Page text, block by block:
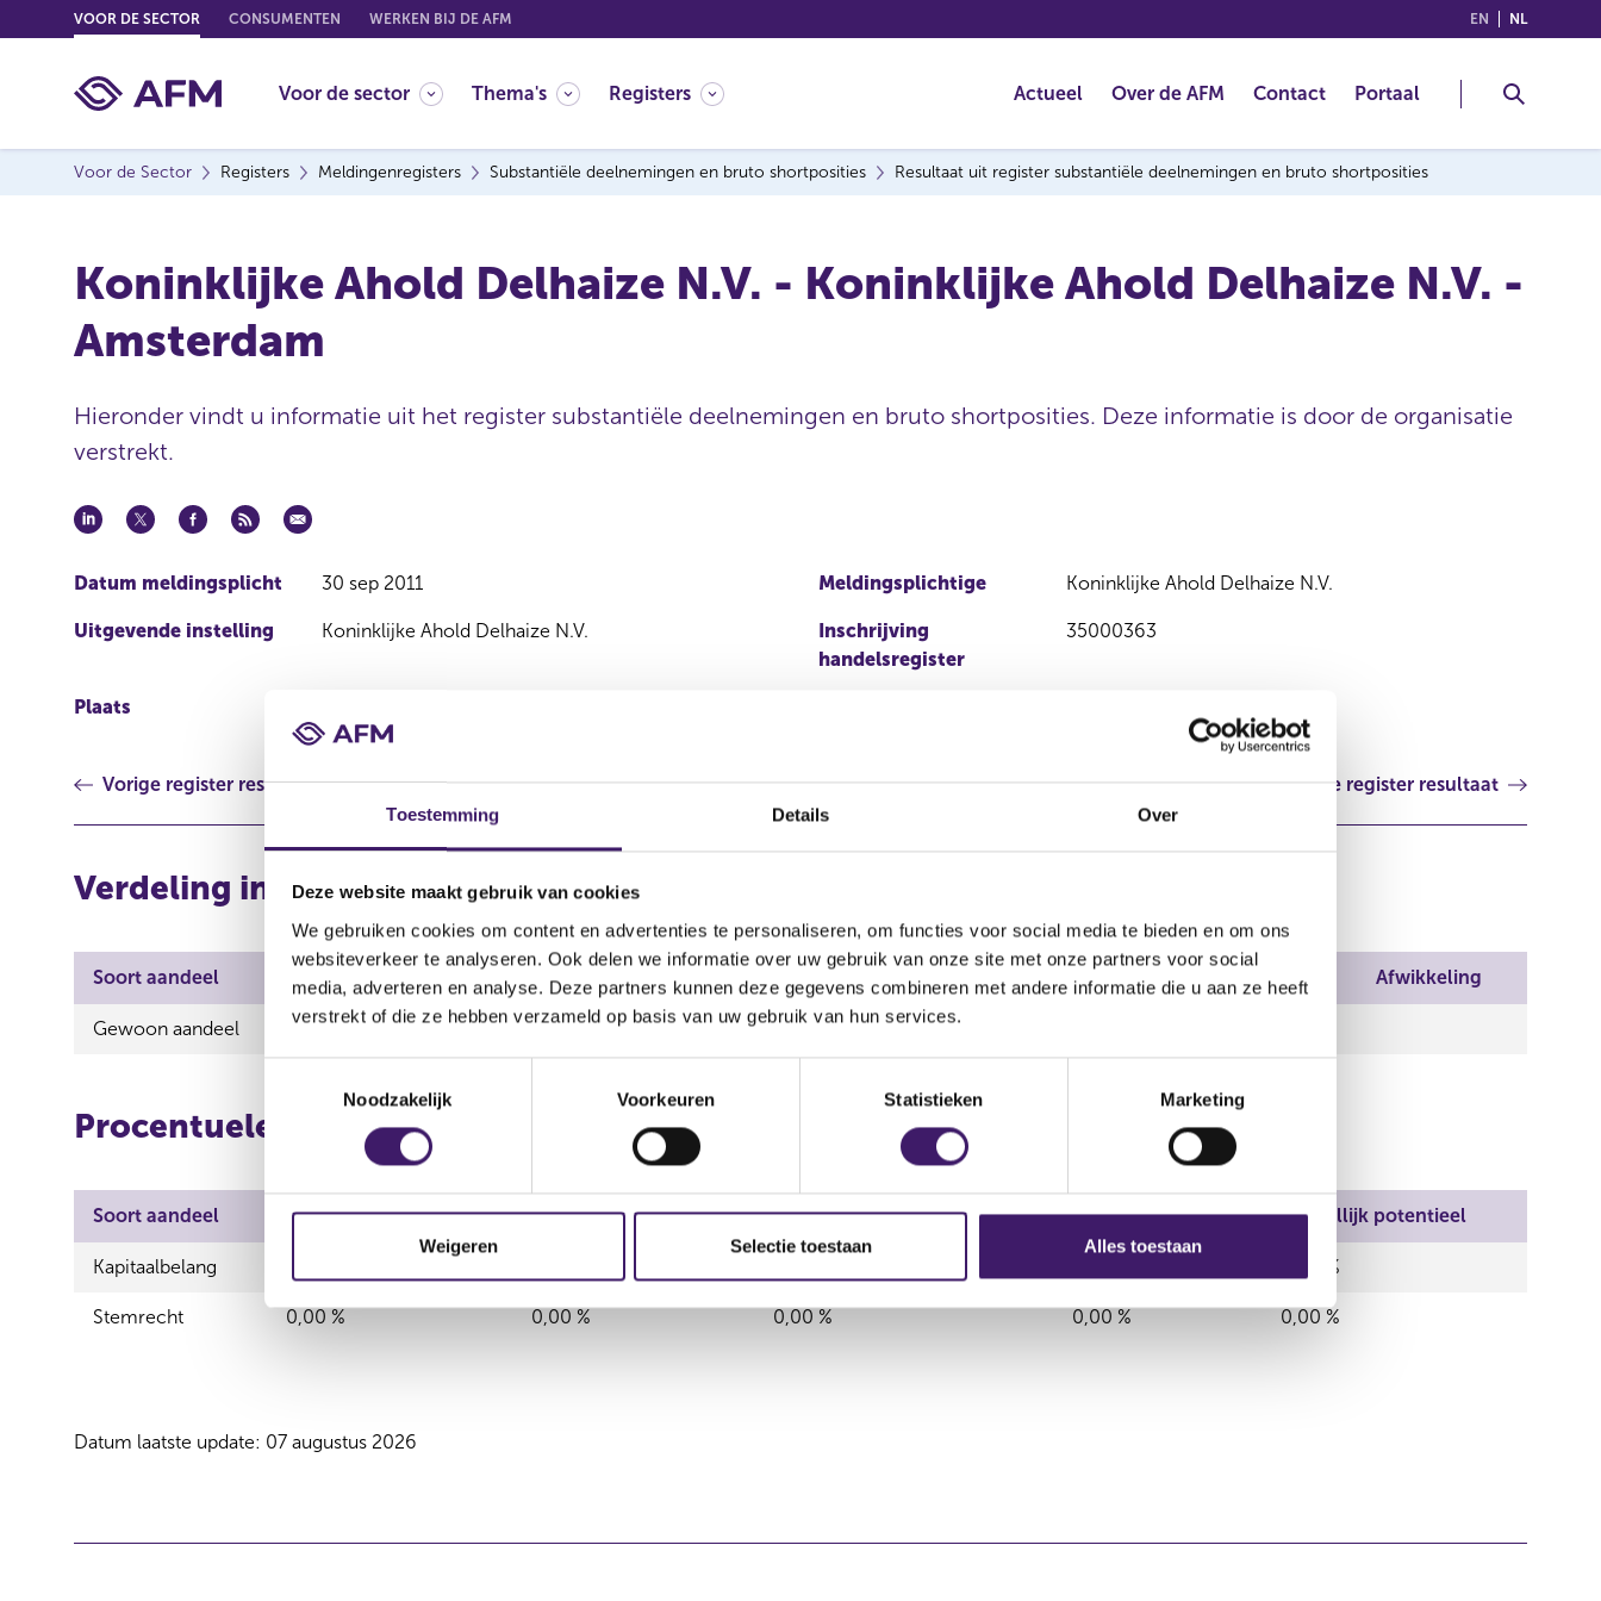
Toestemming Details Over
Deze website maakt gebruik van cookies
We gebruiken cookies om content en advertenties te personaliseren, om functies voor social media te bieden en om ons
websiteverkeer te analyseren. Ook delen we informatie over uw gebruik van onze site met onze partners voor social
media, adverteren en analyse. Deze partners kunnen deze gegevens combineren met andere informatie die u aan ze heeft
verstrekt of die ze hebben verzameld op basis van uw gebruik van hun services.
e
t
m
i
e
Noodzakelijk Voorkeuren Statistieken Marketing
Weigeren Selectie toestaan Alles toestaan
o
o
EN (ENGLISH)
NL
VOOR DE SECTOR CONSUMENTEN WERKEN BIJ DE AFM
Voor de sector Thema's Registers Actueel Over de AFM Contact Portaal
Voor de Sector Registers Meldingenregisters Substantiële deelnemingen en bruto shortposities Resultaat uit register substantiële deelnemingen en bruto shortposities
Koninklijke Ahold Delhaize N.V. - Koninklijke Ahold Delhaize N.V. -
Amsterdam
Hieronder vindt u informatie uit het register substantiële deelnemingen en bruto shortposities. Deze informatie is door de organisatie
verstrekt.
Datum meldingsplicht 30 sep 2011 Meldingsplichtige Koninklijke Ahold Delhaize N.V.
Uitgevende instelling Koninklijke Ahold Delhaize N.V.
Inschrijving
handelsregister
35000363
Plaats
Vorige register resultaat Volgende register resultaat
Verdeling in aantallen (longpositie)
Soort aandeel Aantal aandelen Aantal stemmen Kapitaalbelang Stemrecht Wijze van beschikken Afwikkeling
Gewoon aandeel 73.959.199,00 0,00 Reëel Reëel
Procentuele verdeling (longpositie)
Soort aandeel Totale deelneming Rechtstreeks reëel Rechtstreeks potentieel Middellijk reëel Middellijk potentieel
Kapitaalbelang 0,00 %
Stemrecht 0,00 % 0,00 % 0,00 % 0,00 % 0,00 %
Datum laatste update: 07 augustus 2026